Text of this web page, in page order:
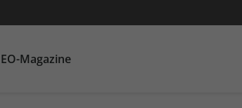
Magazine